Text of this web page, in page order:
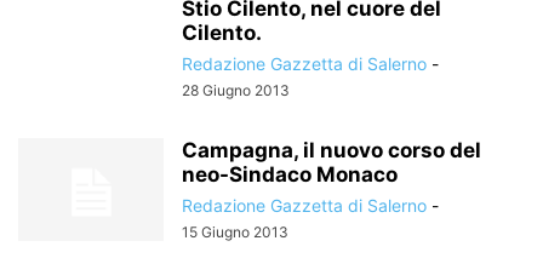
Stio Cilento, nel cuore del
Cilento.
Redazione Gazzetta di Salerno -
28 Giugno 2013
Campagna, il nuovo corso del
neo-Sindaco Monaco
Redazione Gazzetta di Salerno -
15 Giugno 2013